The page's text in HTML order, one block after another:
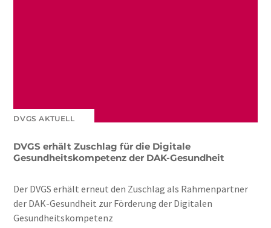
DVGS AKTUELL
DVGS erhält Zuschlag für die Digitale
Gesundheitskompetenz der DAK-Gesundheit
Der DVGS erhält erneut den Zuschlag als Rahmenpartner
der DAK-Gesundheit zur Förderung der Digitalen
Gesundheitskompetenz